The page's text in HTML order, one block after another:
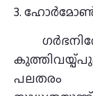
3. ഹോർമോൺ
പലതരം